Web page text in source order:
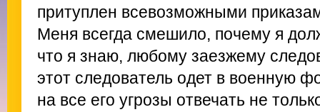
притуплен всевозможными
Меня всегда смешило, почему я
что я знаю, любому заезжему
этот следователь одет в военную
на все его угрозы отвечать не